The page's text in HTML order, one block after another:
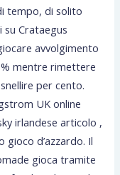
tempo, di solito
Crataegus
avvolgimento
mentre rimettere
per cento.
UK online
irlandese articolo ,
d’azzardo. Il
gioca tramite